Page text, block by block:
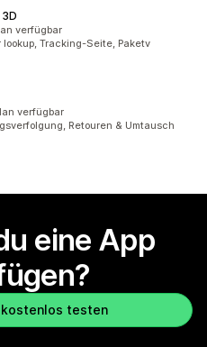
verfügbar
Tracking-Seite, Paketv
verfügbar
Retouren & Umtausch
eine App
testen